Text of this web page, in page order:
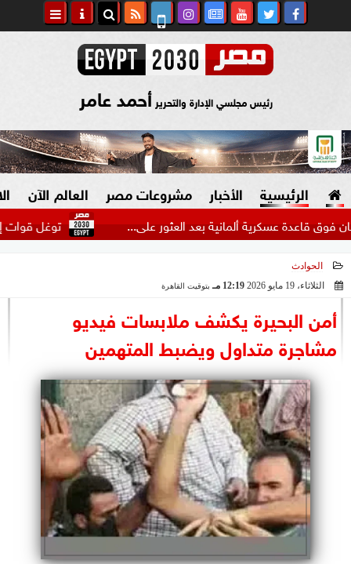
رئيس مجلسي الإدارة والتحرير أحمد عامر
الرئيسية الأخبار
السياسة
الرئاسة
البرلمان
الوزارات
الأحزاب
مشروعات مصر العالم الآن
توغل قوات عسكرية ألمانية بعد العثور على...
الحوادث
الثلاثاء، 19 مايو 2026
12:19 مـ بتوقيت القاهرة
أمن البحيرة يكشف ملابسات فيديو
مشاجرة متداول ويضبط المتهمين